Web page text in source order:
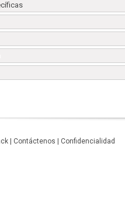
Contáctenos Confidencialidad